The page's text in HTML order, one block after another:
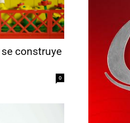
se construye
0